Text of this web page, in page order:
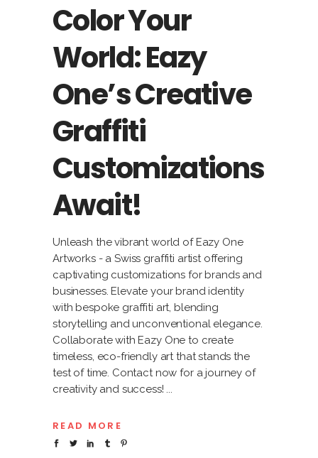
Color Your
World: Eazy
One’s Creative
Graffiti
Customizations
Await!
Unleash the vibrant world of Eazy One
Artworks - a Swiss graffiti artist offering
captivating customizations for brands and
businesses. Elevate your brand identity
with bespoke graffiti art, blending
storytelling and unconventional elegance.
Collaborate with Eazy One to create
timeless, eco-friendly art that stands the
test of time. Contact now for a journey of
creativity and success!
READ MORE